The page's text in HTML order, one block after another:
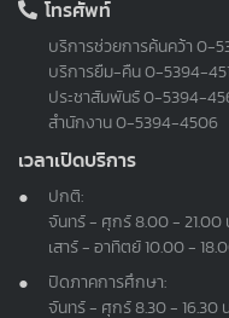
โทรศัพท์
บริการช่วยการค้นคว้า 0-
บริการยืม-คืน 0-5394-
ประชาสัมพันธ์ 0-5394-
สำนักงาน 0-5394-4506
เวลาเปิดบริการ
ปกติ:
จันทร์ - ศุกร์ 8.00 - 21.00
เสาร์ - อาทิตย์ 10.00 -
ปิดภาคการศึกษา:
จันทร์ - ศุกร์ 8.30 - 16.30